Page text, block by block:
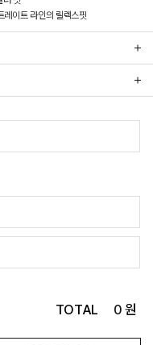
이트 라인의 릴렉스핏
, 상품별로 택배사, 출고지, 반품지가 상
해드립니다.
일 제외)
소 지연될 수 있습니다.)
(매장)가 다를수 있으니 자동수거 접
환불이 가능합니다.TOTAL 0 원